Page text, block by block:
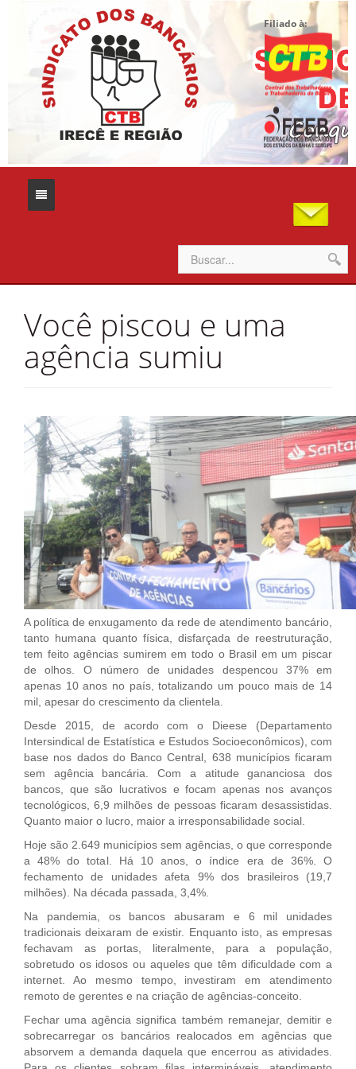
Filiado à:
Sindicato
História
Estatuto
Jornal
Fotos
TV Classista
Contato
Você piscou e uma
agência sumiu
A política de enxugamento da rede de atendimento bancário,
tanto humana quanto física, disfarçada de reestruturação,
tem feito agências sumirem em todo o Brasil em um piscar
de olhos. O número de unidades despencou 37% em
apenas 10 anos no país, totalizando um pouco mais de 14
mil, apesar do crescimento da clientela.
Desde 2015, de acordo com o Dieese (Departamento
Intersindical de Estatística e Estudos Socioeconômicos), com
base nos dados do Banco Central, 638 municípios ficaram
sem agência bancária. Com a atitude gananciosa dos
bancos, que são lucrativos e focam apenas nos avanços
tecnológicos, 6,9 milhões de pessoas ficaram desassistidas.
Quanto maior o lucro, maior a irresponsabilidade social.
Hoje são 2.649 municípios sem agências, o que corresponde
a 48% do total. Há 10 anos, o índice era de 36%. O
fechamento de unidades afeta 9% dos brasileiros (19,7
milhões). Na década passada, 3,4%.
Na pandemia, os bancos abusaram e 6 mil unidades
tradicionais deixaram de existir. Enquanto isto, as empresas
fechavam as portas, literalmente, para a população,
sobretudo os idosos ou aqueles que têm dificuldade com a
internet. Ao mesmo tempo, investiram em atendimento
remoto de gerentes e na criação de agências-conceito.
Fechar uma agência significa também remanejar, demitir e
sobrecarregar os bancários realocados em agências que
absorvem a demanda daquela que encerrou as atividades.